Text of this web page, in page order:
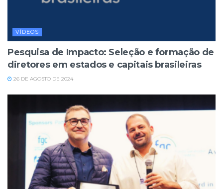
VÍDEOS
Pesquisa de Impacto: Seleção e formação de
diretores em estados e capitais brasileiras
26 DE AGOSTO DE 2024